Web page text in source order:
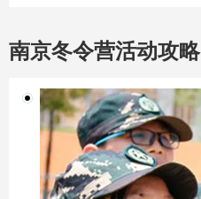
南京冬令营活动攻略